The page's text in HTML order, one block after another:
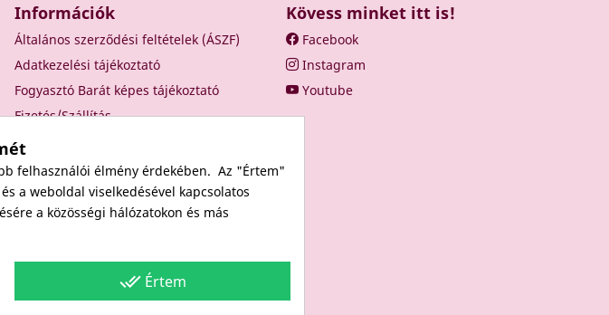
Információk
Általános szerződési feltételek (ÁSZF)
Adatkezelési tájékoztató
Fogyasztó Barát képes tájékoztató
Fizetés/Szállítás
Elállási nyilatkozat
Elállás a szerződéstől
Rólunk
Kapcsolat
Kövess minket itt is!
Facebook
Instagram
Youtube
Terms
felhasználói élmény érdekében. Az "Értem"
a weboldal viselkedésével kapcsolatos
a közösségi hálózatokon és más
done_all Értem